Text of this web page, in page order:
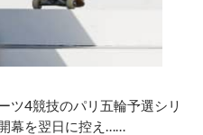
ツ4競技のパリ五輪予選シリ
幕を翌日に控え……